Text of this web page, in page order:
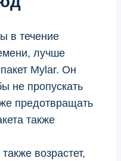
в течение
лучше
Mylar. Он
не пропускать
предотвращать
также
возрастет,